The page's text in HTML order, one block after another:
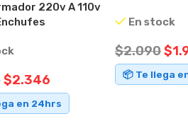
220v A 110v
$2.346
en 24hrs
En stock
$2.090$
📦 Te llega